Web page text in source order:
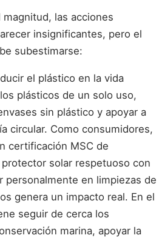
las acciones
insignificantes, pero el
subestimarse:
el plástico en la vida
plásticos de un solo uso,
sin plástico y apoyar a
circular. Como consumidores,
certificación MSC de
solar respetuoso con
personalmente en limpiezas de
genera un impacto real. En el
seguir de cerca los
marina, apoyar la